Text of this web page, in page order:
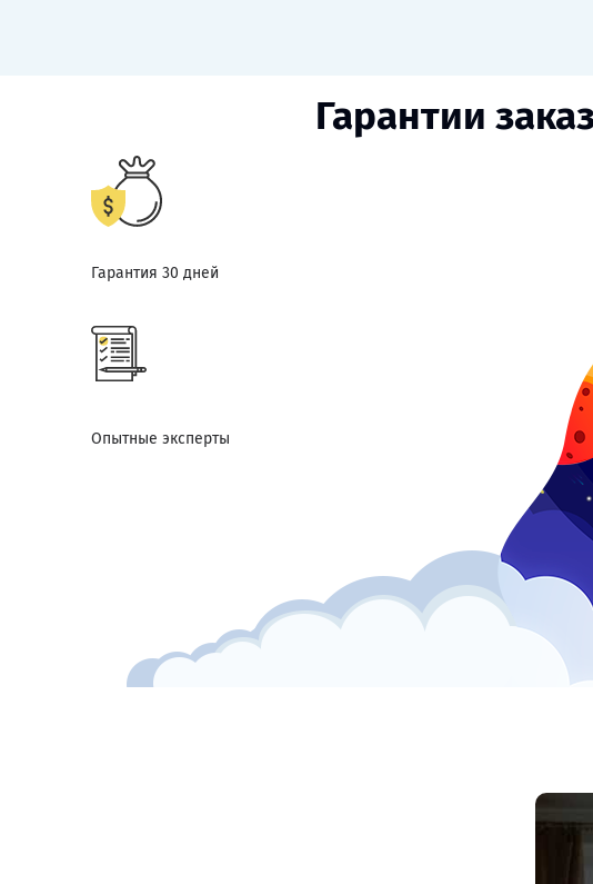
Гарантии
Гарантия 30 дней
Опытные эксперты